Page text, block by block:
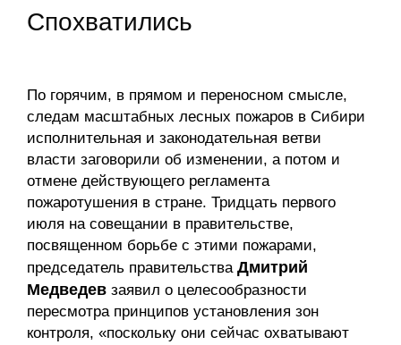
Спохватились
По горячим, в прямом и переносном смысле,
следам масштабных лесных пожаров в Сибири
исполнительная и законодательная ветви
власти заговорили об изменении, а потом и
отмене действующего регламента
пожаротушения в стране. Тридцать первого
июля на совещании в правительстве,
посвященном борьбе с этими пожарами,
председатель правительства Дмитрий
Медведев заявил о целесообразности
пересмотра принципов установления зон
контроля, «поскольку они сейчас охватывают